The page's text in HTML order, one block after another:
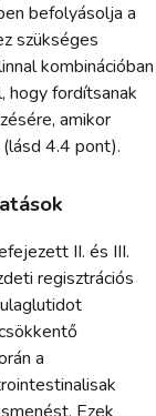
befolyásolja a
szükséges
kombinációban
hogy fordítsanak
amikor
4.4 pont).
II. és III.
regisztrációs
a